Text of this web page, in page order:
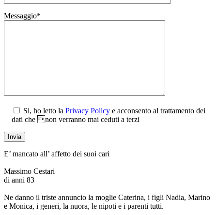
Messaggio*
Si, ho letto la Privacy Policy e acconsento al trattamento dei
dati che non verranno mai ceduti a terzi
E’ mancato all’ affetto dei suoi cari
Massimo Cestari
di anni 83
Ne danno il triste annuncio la moglie Caterina, i figli Nadia, Marino
e Monica, i generi, la nuora, le nipoti e i parenti tutti.